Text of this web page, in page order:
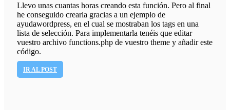
Llevo unas cuantas horas creando esta función. Pero al final
he conseguido crearla gracias a un ejemplo de
ayudawordpress, en el cual se mostraban los tags en una
lista de selección. Para implementarla tenéis que editar
vuestro archivo functions.php de vuestro theme y añadir este
código.
IR AL POST